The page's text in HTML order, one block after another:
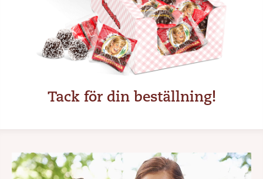
Tack för din beställning!